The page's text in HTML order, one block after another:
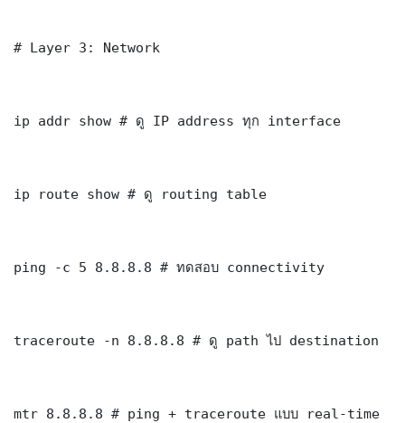
# Layer 3: Network
ip addr show # ดู IP address ทุก interface
ip route show # ดู routing table
ping -c 5 8.8.8.8 # ทดสอบ connectivity
traceroute -n 8.8.8.8 # ดู path ไป destination
mtr 8.8.8.8 # ping + traceroute แบบ real-time